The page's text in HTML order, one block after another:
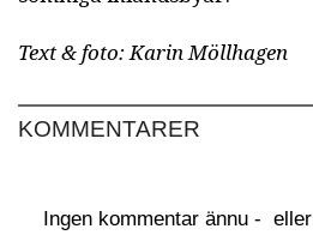
Text & foto: Karin Möllhagen
KOMMENTARER
Ingen kommentar ännu - eller